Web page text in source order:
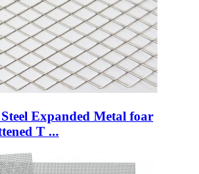
Steel Expanded Metal foar
T ...